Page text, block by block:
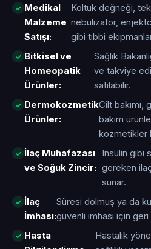
Medikal
Malzeme
Satışı:
Koltuk değneği,
nebülizatör,
gibi tıbbi ekipmanlar
Bitkisel ve
Homeopatik
Ürünler:
Sağlık
ve takviye
satılabilir.
Dermokozmetik
Ürünler:
Cilt bakımı,
bakım
kozmetikler
İlaç Muhafazası
ve Soğuk Zincir:
Insülin gibi
gereken
sunar.
İlaç
İmhası:
Süresi dolmuş ya da
güvenli imhası için
Hasta
Hastalık